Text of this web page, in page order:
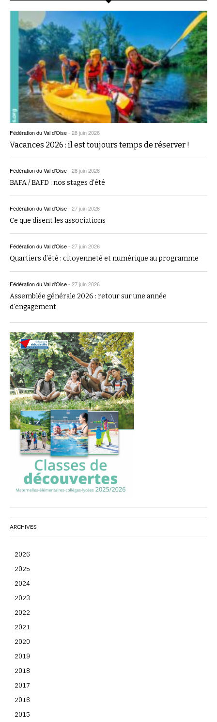
Fédération du Val d’Oise- 28 juin 2026
Vacances 2026 : il est toujours temps de réserver !
Fédération du Val d’Oise- 28 juin 2026
BAFA / BAFD : nos stages d’été
Fédération du Val d’Oise- 27 juin 2026
Ce que disent les associations
Fédération du Val d’Oise- 27 juin 2026
Quartiers d’été : citoyenneté et numérique au programme
Fédération du Val d’Oise- 27 juin 2026
Assemblée générale 2026 : retour sur une année
d’engagement
ARCHIVES
2026
2025
2024
2023
2022
2021
2020
2019
2018
2017
2016
2015